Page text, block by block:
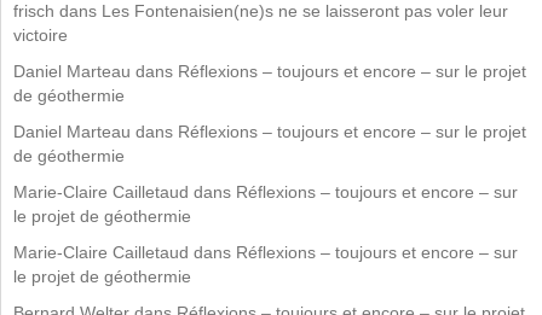
frisch dans Les Fontenaisien(ne)s ne se laisseront pas voler leur
victoire
Daniel Marteau dans Réflexions – toujours et encore – sur le projet
de géothermie
Daniel Marteau dans Réflexions – toujours et encore – sur le projet
de géothermie
Marie-Claire Cailletaud dans Réflexions – toujours et encore – sur
le projet de géothermie
Marie-Claire Cailletaud dans Réflexions – toujours et encore – sur
le projet de géothermie